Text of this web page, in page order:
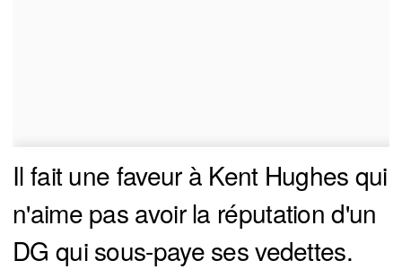
Il fait une faveur à Kent Hughes qui
n'aime pas avoir la réputation d'un
DG qui sous-paye ses vedettes.